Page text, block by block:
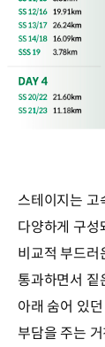
스테이지는 고
다양하게 구성
비교적 부드러
통과하면서 짙
아래 숨어 있
부담을 주는